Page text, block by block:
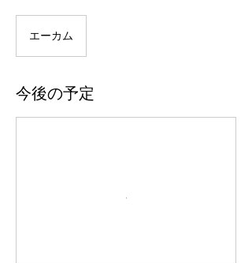
エーカム
今後の予定